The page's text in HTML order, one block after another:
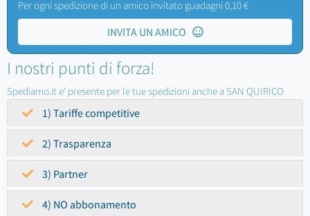
Per ogni spedizione di un amico invitato guadagni 0,10 €
INVITA UN AMICO
I nostri punti di forza!
Spediamo.it e' presente per le tue spedizioni anche a SAN QUIRICO
1) Tariffe competitive
2) Trasparenza
3) Partner
4) NO abbonamento